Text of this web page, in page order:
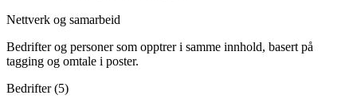
Nettverk og samarbeid
Bedrifter og personer som opptrer i samme innhold, basert på
tagging og omtale i poster.
Bedrifter (5)